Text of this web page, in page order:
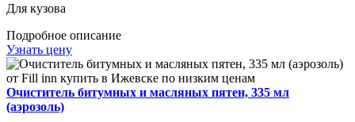
Для кузова
Подробное описание
Узнать цену
Очиститель битумных и масляных пятен, 335 мл
(аэрозоль)